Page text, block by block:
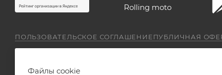
Rolling moto
ПОЛЬЗОВАТЕЛЬСКОЕ СОГЛАШЕНИЕПУБЛИЧНАЯ
Файлы cookie